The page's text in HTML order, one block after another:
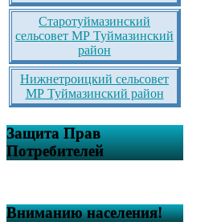
Старотуймазинский
сельсовет МР Туймазинский
район
Нижнетроицкий сельсовет
МР Туймазинский район
Защита Прав
Потребителей
Вниманию населения!